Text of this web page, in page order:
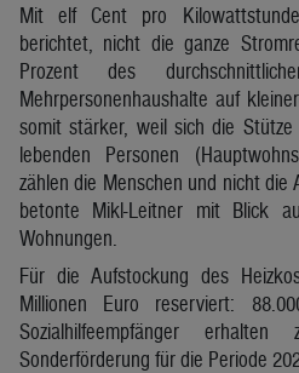
Mit elf Cent pro
berichtet, nicht die ganze
Prozent des
Mehrpersonenhaushalte auf
somit stärker, weil sich die
lebenden Personen
zählen die Menschen und nicht die
betonte Mikl-Leitner mit Blick
Wohnungen.
Für die Aufstockung des
Millionen Euro reserviert:
Sozialhilfeempfänger
Sonderförderung für die Periode